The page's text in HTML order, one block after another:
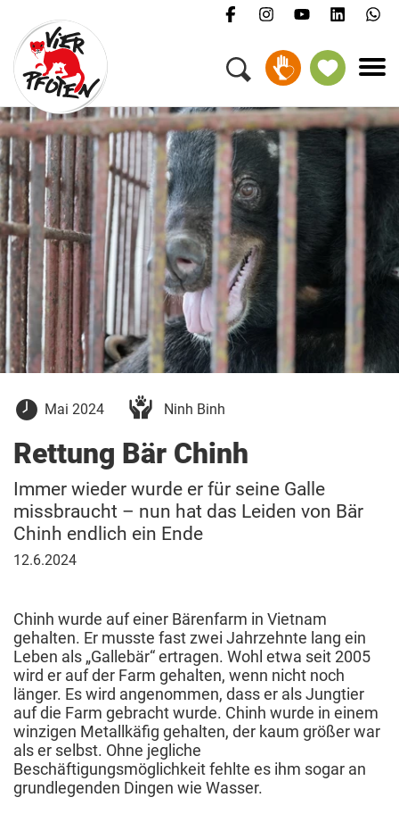
10.
Mai 2024 Ninh Binh
Rettung Bär Chinh
Immer wieder wurde er für seine Galle
missbraucht – nun hat das Leiden von Bär
Chinh endlich ein Ende
12.
12.6.2024
Chinh wurde auf einer Bärenfarm in Vietnam
gehalten. Er musste fast zwei Jahrzehnte lang ein
Leben als „Gallebär“ ertragen. Wohl etwa seit 2005
wird er auf der Farm gehalten, wenn nicht noch
länger. Es wird angenommen, dass er als Jungtier
auf die Farm gebracht wurde. Chinh wurde in einem
winzigen Metallkäfig gehalten, der kaum größer war
als er selbst. Ohne jegliche
Beschäftigungsmöglichkeit fehlte es ihm sogar an
grundlegenden Dingen wie Wasser.